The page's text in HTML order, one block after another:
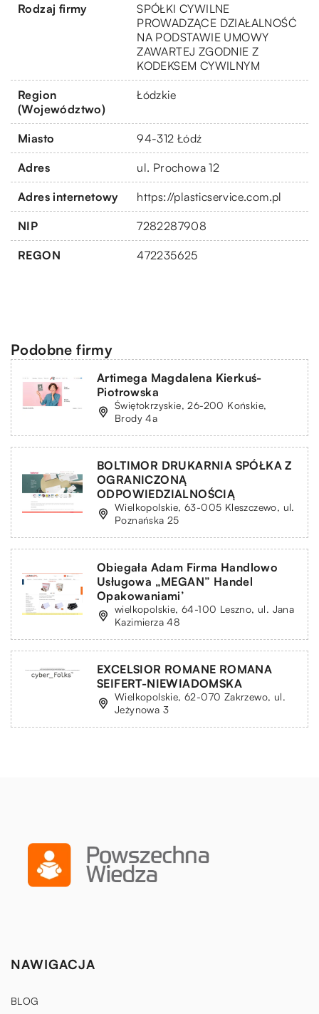
Rodzaj firmy
SPÓŁKI CYWILNE
PROWADZĄCE DZIAŁALNOŚĆ
NA PODSTAWIE UMOWY
ZAWARTEJ ZGODNIE Z
KODEKSEM CYWILNYM
Region
(Województwo)
Łódzkie
Miasto 94-312 Łódź
Adres ul. Prochowa 12
Adres internetowy https://plasticservice.com.pl
NIP 7282287908
REGON 472235625
Podobne firmy
Artimega Magdalena Kierkuś-
Piotrowska
Świętokrzyskie, 26-200 Końskie,
Brody 4a
BOLTIMOR DRUKARNIA SPÓŁKA Z
OGRANICZONĄ
ODPOWIEDZIALNOŚCIĄ
Wielkopolskie, 63-005 Kleszczewo, ul.
Poznańska 25
Obiegała Adam Firma Handlowo
Usługowa „MEGAN” Handel
Opakowaniami’
wielkopolskie, 64-100 Leszno, ul. Jana
Kazimierza 48
EXCELSIOR ROMANE ROMANA
SEIFERT-NIEWIADOMSKA
Wielkopolskie, 62-070 Zakrzewo, ul.
Jeżynowa 3
NAWIGACJA
BLOG